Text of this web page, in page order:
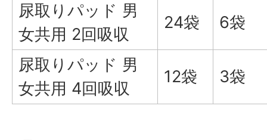
尿取りパッド 男
女共用 2回吸収
24袋 6袋
尿取りパッド 男
女共用 4回吸収
12袋 3袋